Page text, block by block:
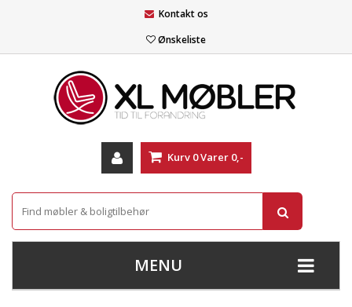
Kontakt os
Ønskeliste
Kurv 0Varer 0,-
MENU